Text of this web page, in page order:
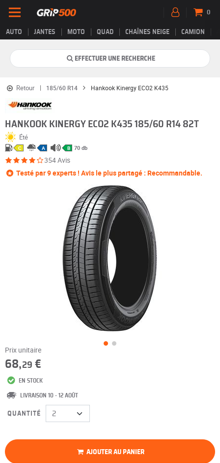
AUTO JANTES MOTO QUAD CHAÎNES NEIGE CAMION
0
EFFECTUER UNE RECHERCHE
Retour 185/60 R14 Hankook Kinergy ECO2 K435
HANKOOK KINERGY ECO2 K435 185/60 R14 82T
Été
C A B 70 db
354 Avis
Testé par 9 experts ! Avis le plus partagé : Recommandable.
Prix unitaire
68,29 €
EN STOCK
LIVRAISON 10 - 12 AOÛT
QUANTITÉ
AJOUTER AU PANIER